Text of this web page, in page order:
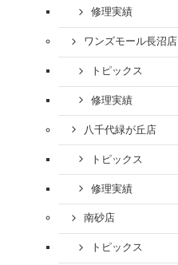
修理実績
ワンズモール長沼店
トピックス
修理実績
八千代緑が丘店
トピックス
修理実績
南砂店
トピックス